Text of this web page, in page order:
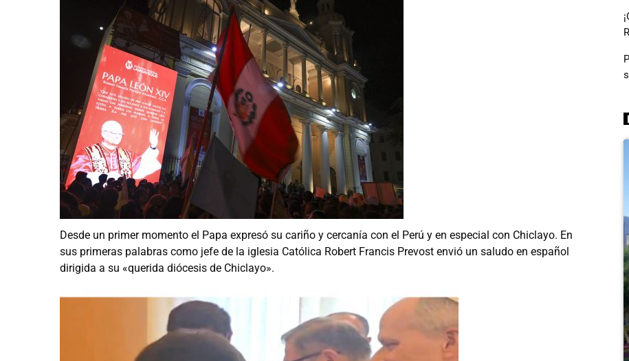
Desde un primer momento el Papa expresó su cariño y cercanía con el Perú y en especial con Chiclayo. En
sus primeras palabras como jefe de la iglesia Católica Robert Francis Prevost envió un saludo en español
dirigida a su «querida diócesis de Chiclayo».